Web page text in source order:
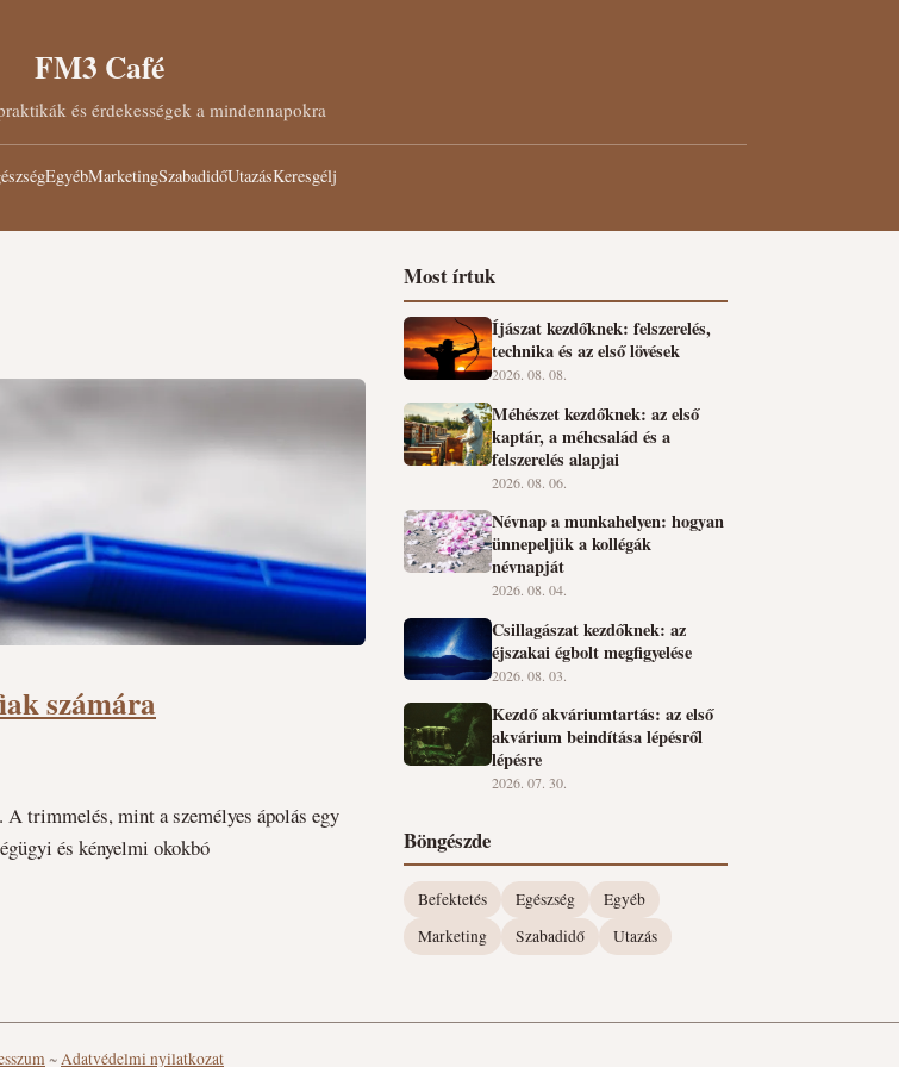
FM3 Café
és érdekességek a mindennapokra
EgyébMarketingSzabadidőUtazásKeresgélj
számára
trimmelés, mint a személyes ápolás egy
és kényelmi okokbó
Most írtuk
Íjászat kezdőknek: felszerelés,
technika és az első lövések
2026. 08. 08.
Méhészet kezdőknek: az első
kaptár, a méhcsalád és a
felszerelés alapjai
2026. 08. 06.
Névnap a munkahelyen: hogyan
ünnepeljük a kollégák
névnapját
2026. 08. 04.
Csillagászat kezdőknek: az
éjszakai égbolt megfigyelése
2026. 08. 03.
Kezdő akváriumtartás: az első
akvárium beindítása lépésről
lépésre
2026. 07. 30.
Böngészde
Befektetés Egészség
Egyéb
Marketing
Szabadidő Utazás
~Adatvédelmi nyilatkozat